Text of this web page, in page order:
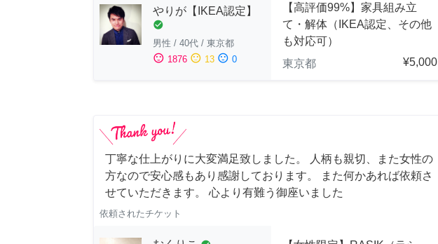
やりが【IKEA認定】
check_circle
男性 / 40代 / 東京都
sentiment_satisfied 1876 sentiment_neutral 13 sentiment_dissatisfied 0
【高評価99%】家具組み立
て・解体（IKEA認定、その他
も対応可）
東京都
¥5,000
丁寧な仕上がりに大変満足致しました。 人柄も親切、また女性の
方なので安心感もあり感謝しております。 また何かあれば依頼さ
せていただきます。 心より有難う御座いました
依頼されたチケット